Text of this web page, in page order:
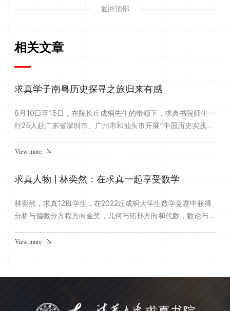
返回顶部
相关文章
求真学子南粤历史探寻之旅归来有感
8月10日至15日，在院长丘成桐先生的带领下，求真书院师生一
行25人赴广东省深圳市、广州市和汕头市开展“中国历史实践游
力。游学归来，求真学子纷纷有感而发，书院特别选取了部分同
目讲学释疑难，古今算术显神奇。尺规作图恒久远，弦与方程妙
州塔顶瞰...
View more
求真人物 | 林奕然：在求真一起享受数学
林奕然，求真12班学生，在2022丘成桐大学生数学竞赛中获得
分析与偏微分方程方向金奖，几何与拓扑方向和代数，数论与组
大一一年主要是修了我们开设的三门必修课：分析（1）
修很多别的课。不过我大一上学期的时候还是多学了一门拓扑学
View more